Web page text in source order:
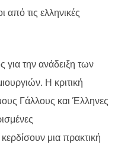
από τις ελληνικές
για την ανάδειξη των
Η κριτική
Γάλλους και Έλληνες
μια πρακτική